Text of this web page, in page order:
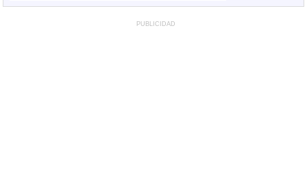
PUBLICIDAD